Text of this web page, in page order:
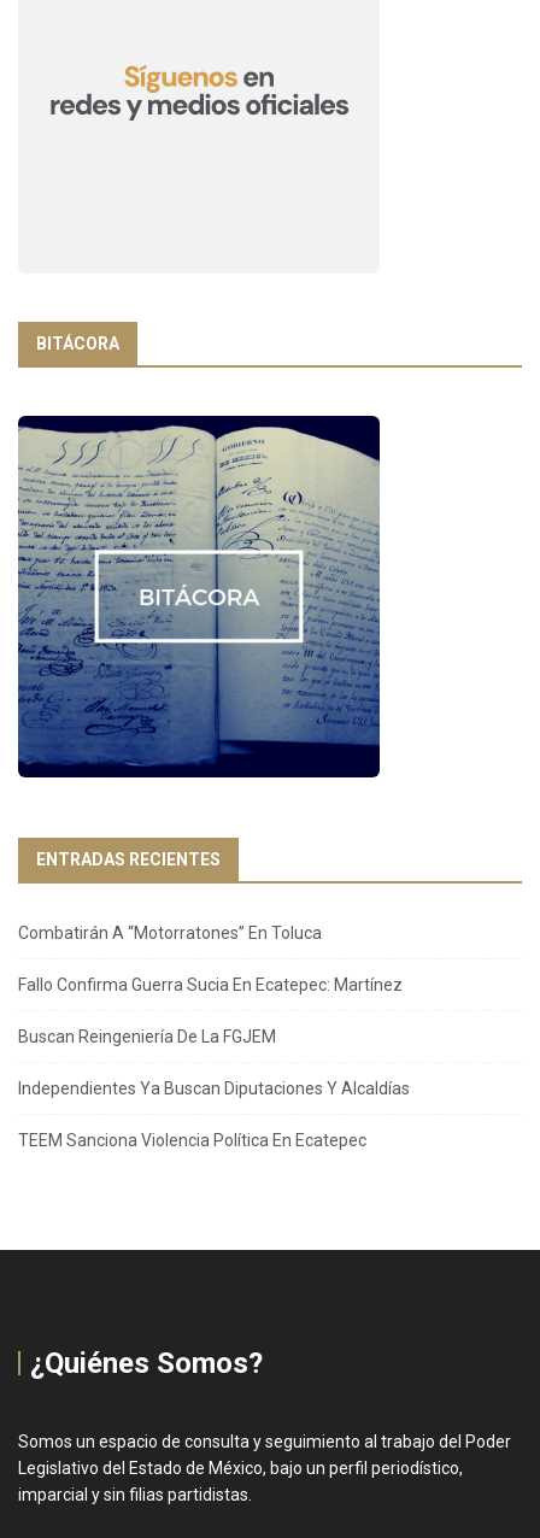
BITÁCORA
ENTRADAS RECIENTES
Combatirán A “Motorratones” En Toluca
Fallo Confirma Guerra Sucia En Ecatepec: Martínez
Buscan Reingeniería De La FGJEM
Independientes Ya Buscan Diputaciones Y Alcaldías
TEEM Sanciona Violencia Política En Ecatepec
¿Quiénes Somos?
Somos un espacio de consulta y seguimiento al trabajo del Poder
Legislativo del Estado de México, bajo un perfil periodístico,
imparcial y sin filias partidistas.